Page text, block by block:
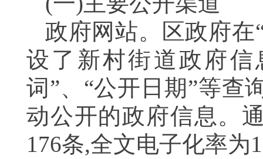
政府网站。区政府
设了新村街道政府信
词”、“公开日期”等查
动公开的政府信息。
176条,全文电子化率为